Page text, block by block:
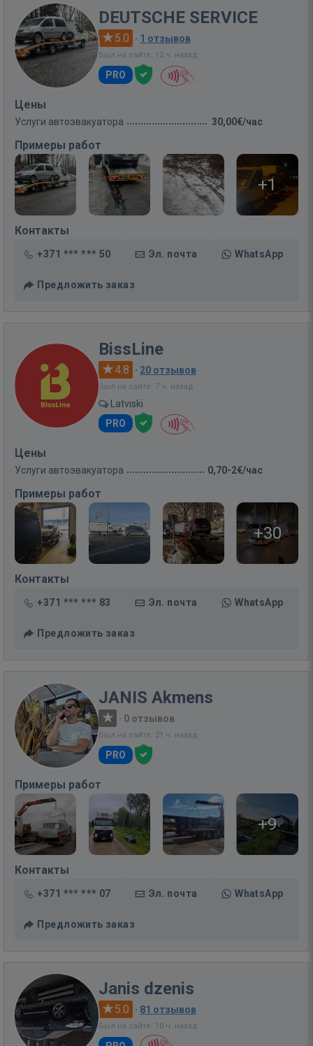
DEUTSCHE SERVICE
5.0 · 1 отзывов
Был на сайте: 12 ч. назад
PRO
Цены
Услуги автоэвакуатора 30,00€/час
Примеры работ
+1
Контакты
+371 *** *** 50 Эл. почта WhatsApp
Предложить заказ
BissLine
4.8 · 20 отзывов
Был на сайте: 7 ч. назад
Latviski
PRO
Цены
Услуги автоэвакуатора 0,70-2€/час
Примеры работ
+30
Контакты
+371 *** *** 83 Эл. почта WhatsApp
Предложить заказ
JANIS Akmens
· 0 отзывов
Был на сайте: 21 ч. назад
PRO
Примеры работ
+9
Контакты
+371 *** *** 07 Эл. почта WhatsApp
Предложить заказ
Janis dzenis
5.0 · 81 отзывов
Был на сайте: 10 ч. назад